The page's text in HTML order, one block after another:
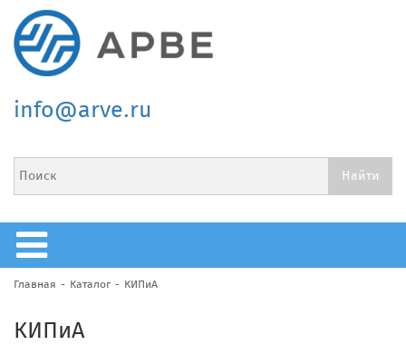
info@arve.ru
Главная Каталог КИПиА
КИПиА